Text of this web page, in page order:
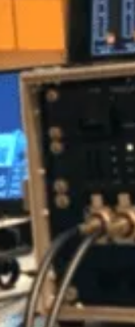
する。 バックアップ体制
、複数キャリア（
回線を持ち込み、リスク分
ンバイ 予備PCを常時
一の切断時も1秒で切り替
じめに こんにちは、 株式
重要な決算説明会や学会
の担当者様から、「会場
、これで配信しても大丈
談をよくいただきます。
「Wi-Fiでの配信は、リ
ません」 。 たとえスピ
ていても、配信が